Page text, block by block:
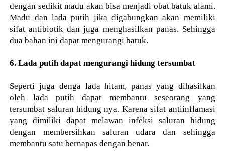
dengan sedikit madu akan bisa menjadi obat batuk alami.
Madu dan lada putih jika digabungkan akan memiliki
sifat antibiotik dan juga menghasilkan panas. Sehingga
dua bahan ini dapat mengurangi batuk.
6. Lada putih dapat mengurangi hidung tersumbat
Seperti juga denga lada hitam, panas yang dihasilkan
oleh lada putih dapat membantu seseorang yang
tersumbat saluran hidung nya. Karena sifat antiinflamasi
yang dimiliki dapat melawan infeksi saluran hidung
dengan membersihkan saluran udara dan sehingga
membantu satu bernapas dengan benar.